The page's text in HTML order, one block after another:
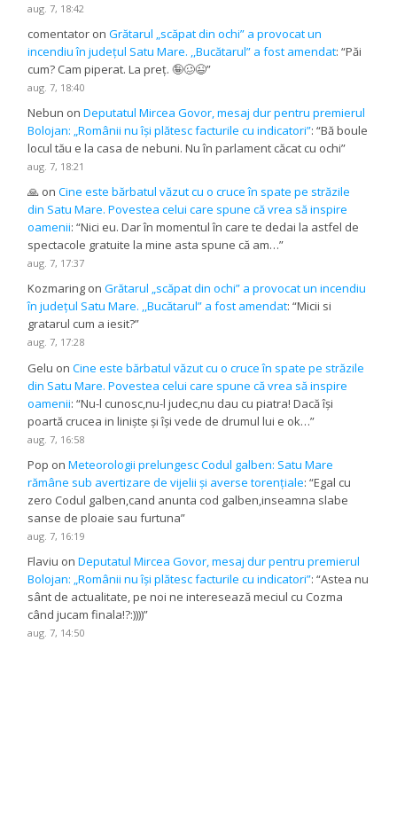
aug. 7, 18:42
comentator onGrătarul „scăpat din ochi” a provocat un
incendiu în județul Satu Mare. ,,Bucătarul” a fost amendat: “Păi
cum? Cam piperat. La preț. 🤪🥴😉”
aug. 7, 18:40
Nebun onDeputatul Mircea Govor, mesaj dur pentru premierul
Bolojan: „Românii nu își plătesc facturile cu indicatori”: “Bă boule
locul tău e la casa de nebuni. Nu în parlament căcat cu ochi”
aug. 7, 18:21
🙏 onCine este bărbatul văzut cu o cruce în spate pe străzile
din Satu Mare. Povestea celui care spune că vrea să inspire
oamenii: “Nici eu. Dar în momentul în care te dedai la astfel de
spectacole gratuite la mine asta spune că am…”
aug. 7, 17:37
Kozmaring onGrătarul „scăpat din ochi” a provocat un incendiu
în județul Satu Mare. ,,Bucătarul” a fost amendat: “Micii si
gratarul cum a iesit?”
aug. 7, 17:28
Gelu onCine este bărbatul văzut cu o cruce în spate pe străzile
din Satu Mare. Povestea celui care spune că vrea să inspire
oamenii: “Nu-l cunosc,nu-l judec,nu dau cu piatra! Dacă își
poartă crucea in liniște și își vede de drumul lui e ok…”
aug. 7, 16:58
Pop onMeteorologii prelungesc Codul galben: Satu Mare
rămâne sub avertizare de vijelii și averse torențiale: “Egal cu
zero Codul galben,cand anunta cod galben,inseamna slabe
sanse de ploaie sau furtuna”
aug. 7, 16:19
Flaviu onDeputatul Mircea Govor, mesaj dur pentru premierul
Bolojan: „Românii nu își plătesc facturile cu indicatori”: “Astea nu
sânt de actualitate, pe noi ne interesează meciul cu Cozma
când jucam finala!?:))))”
aug. 7, 14:50